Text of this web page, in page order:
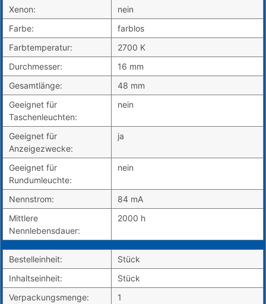
Xenon:
nein
Farbe:
farblos
Farbtemperatur:
2700 K
Durchmesser:
16 mm
Gesamtlänge:
48 mm
Geeignet für
Taschenleuchten:
nein
Geeignet für
Anzeigezwecke:
ja
Geeignet für
Rundumleuchte:
nein
Nennstrom:
84 mA
Mittlere
Nennlebensdauer:
2000 h
Bestelleinheit:
Stück
Inhaltseinheit:
Stück
Verpackungsmenge:
1